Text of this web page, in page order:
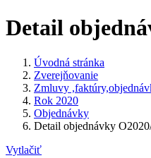
Detail
Úvodná stránka
Zverejňovanie
Zmluvy
Rok 2020
Objednávky
Detail objednávky
Vytlačiť